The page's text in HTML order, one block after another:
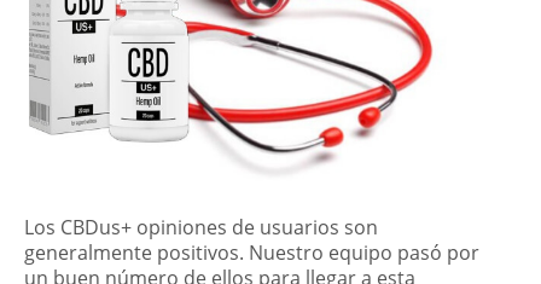
Los CBDus+ opiniones de usuarios son
generalmente positivos. Nuestro equipo pasó por
un buen número de ellos para llegar a esta